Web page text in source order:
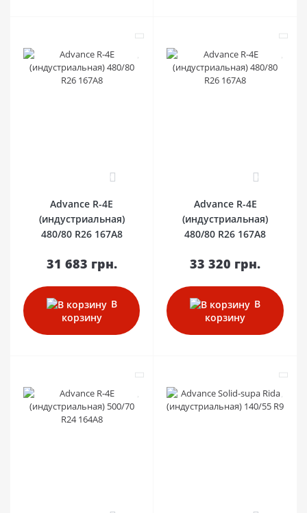
0
Advance R-4E
(индустриальная)
480/80 R26 167A8
31 683 грн.
В
корзину
0
Advance R-4E
(индустриальная)
480/80 R26 167A8
33 320 грн.
В
корзину